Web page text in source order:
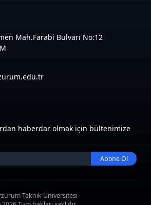
Mah.Farabi Bulvarı No:12
haberdar olmak için bültenimize
Abone Ol
Teknik Üniversitesi